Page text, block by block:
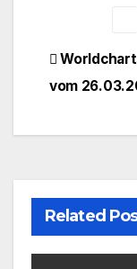
vom
Related